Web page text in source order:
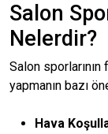
Salon
Nelerdir?
Salon sporlarının
yapmanın bazı
Hava